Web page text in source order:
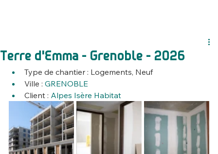
Terre d'Emma - Grenoble - 2026
Type de chantier : Logements, Neuf
Ville : GRENOBLE
Client : Alpes Isère Habitat